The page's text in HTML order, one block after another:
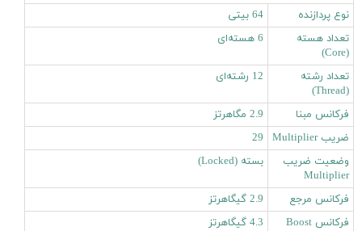
نوع پردازنده
64 بیتی
تعداد هسته
(Core)
6 هسته‌ای
تعداد رشته
(Thread)
12 رشته‌ای
فرکانس مبنا
2.9 مگاهرتز
ضریب Multiplier
29
وضعیت ضریب
Multiplier
بسته (Locked)
فرکانس مرجع
2.9 گیگاهرتز
فرکانس Boost
4.3 گیگاهرتز